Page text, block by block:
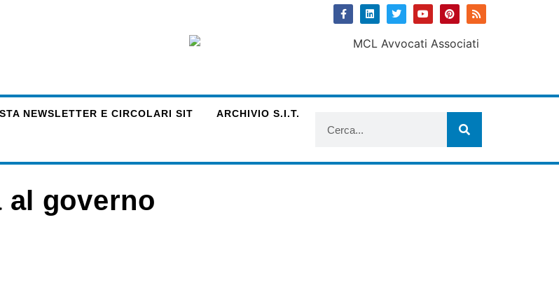
NEWSLETTER E CIRCOLARI SIT ARCHIVIO S.I.T.
al governo